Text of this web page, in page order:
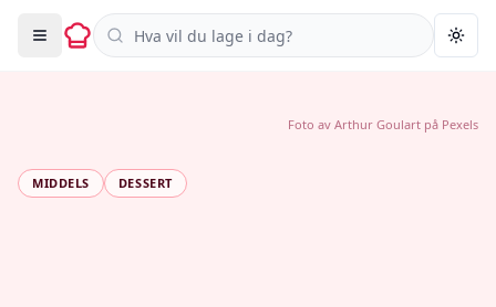
Søk i oppskrifter
MIDDELS DESSERT
Foto av Arthur Goulart på Pexels